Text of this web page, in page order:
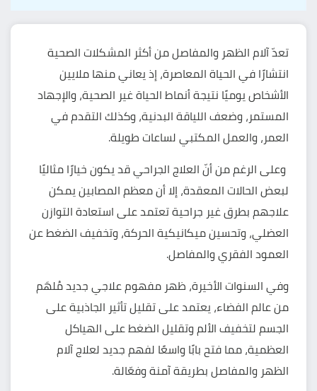
تعدّ آلام الظهر والمفاصل من أكثر المشكلات الصحية
انتشارًا في الحياة المعاصرة، إذ يعاني منها ملايين
الأشخاص يوميًا نتيجة أنماط الحياة غير الصحية، والإجهاد
المستمر، وضعف اللياقة البدنية، وكذلك التقدم في
العمر، والعمل المكتبي لساعات طويلة.
وعلى الرغم من أنّ العلاج الجراحي قد يكون خيارًا مثاليًا
لبعض الحالات المعقدة، إلا أن معظم المصابين يمكن
علاجهم بطرق غير جراحية تعتمد على استعادة التوازن
العضلي، وتحسين ميكانيكية الحركة، وتخفيف الضغط عن
العمود الفقري والمفاصل.
وفي السنوات الأخيرة، ظهر مفهوم علاجي جديد مُلهَم
من عالم الفضاء، يعتمد على تقليل تأثير الجاذبية على
الجسم لتخفيف الألم وتقليل الضغط على الهياكل
العظمية، مما فتح بابًا واسعًا لفهم جديد لعلاج آلام
الظهر والمفاصل بطريقة آمنة وفعّالة.